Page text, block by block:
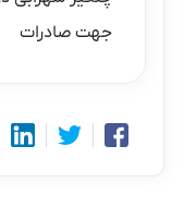
جهت صادرات